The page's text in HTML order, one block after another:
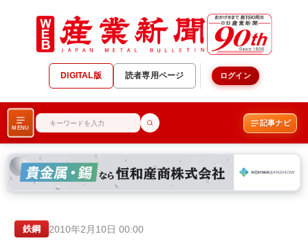
DIGITAL版 読者専用ページ ログイン
MENU
記事ナビ
鉄鋼 2010年2月10日 00:00